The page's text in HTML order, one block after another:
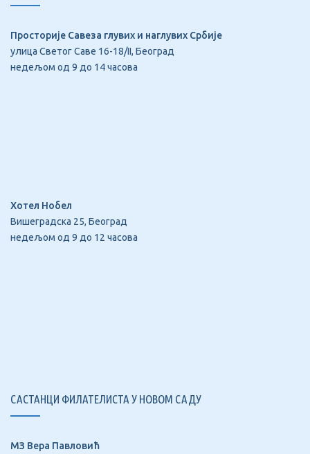
Просторије Савеза глувих и наглувих Србије
улица Светог Саве 16-18/II, Београд
недељом од 9 до 14 часова
Хотел Нобел
Вишеградска 25, Београд
недељом од 9 до 12 часова
САСТАНЦИ ФИЛАТЕЛИСТА У НОВОМ САДУ
МЗ Вера Павловић